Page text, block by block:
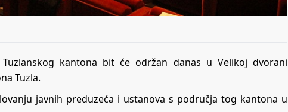
kantona bit će održan danas u Velikoj dvorani
Tuzla.
javnih preduzeća i ustanova s područja tog kantona u